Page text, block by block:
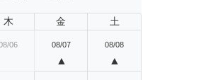
木 金 土
06 08/07
▲
08/08
▲